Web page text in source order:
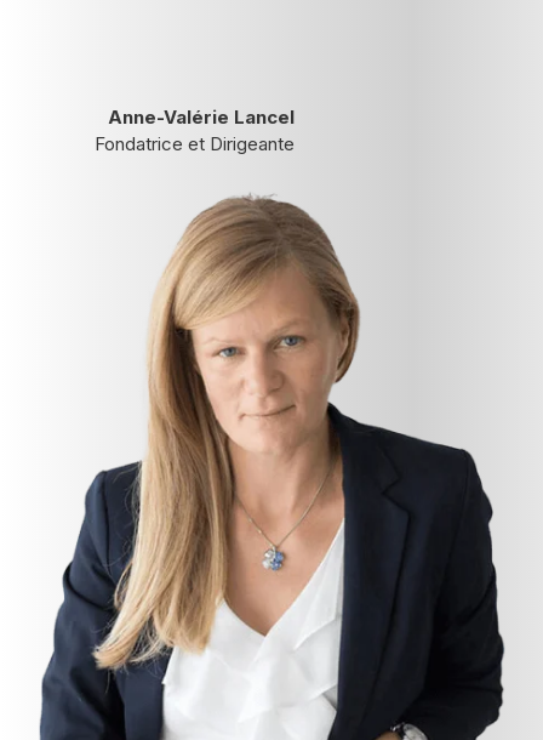
Anne-Valérie Lancel
Fondatrice et Dirigeante